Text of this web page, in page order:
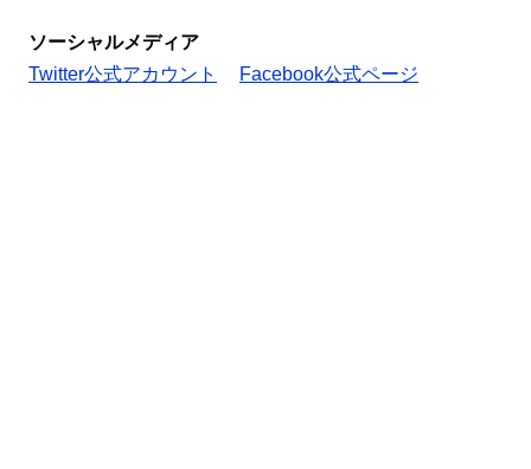
ソーシャルメディア
Twitter公式アカウント
Facebook公式ページ